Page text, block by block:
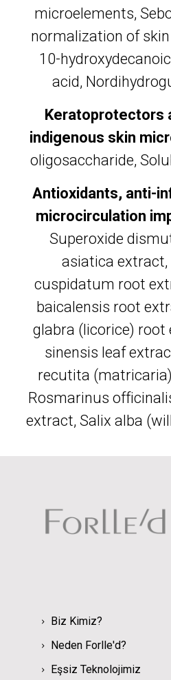
microelements,
normalization of
10-
acid,
Keratoprotectors
indigenous skin
oligosaccharide,
Antioxidants, anti-
microcirculation
Superoxide
asiatica extract,
cuspidatum root
baicalensis root
glabra (licorice)
sinensis leaf
recutita
Rosmarinus
extract, Salix alba
Biz Kimiz?
Neden Forlle'd?
Eşsiz Teknolojimiz